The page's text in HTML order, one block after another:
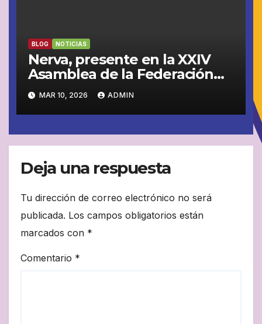
BLOG NOTICIAS
Nerva, presente en la XXIV
Asamblea de la Federación
Andaluza de Peñas
Madridistas celebrada en
Jaén
MAR 10, 2026 ADMIN
Deja una respuesta
Tu dirección de correo electrónico no será
publicada. Los campos obligatorios están
marcados con *
Comentario *